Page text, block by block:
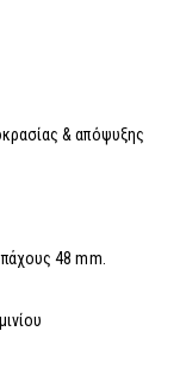
& απόψυξης
48 mm.